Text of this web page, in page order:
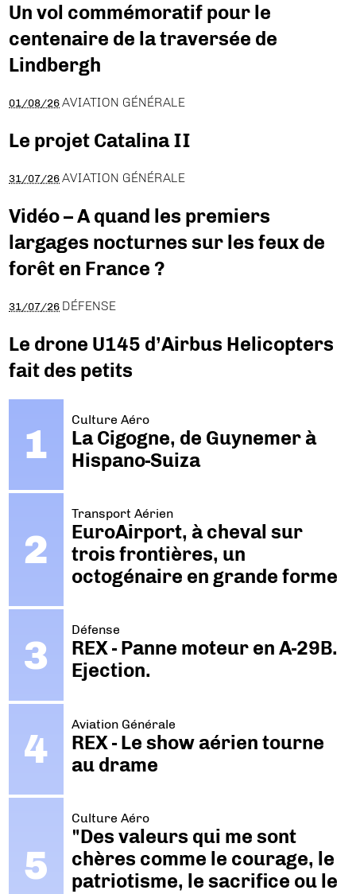
Un vol commémoratif pour le
centenaire de la traversée de
Lindbergh
01/08/26 AVIATION GÉNÉRALE
Le projet Catalina II
31/07/26 AVIATION GÉNÉRALE
Vidéo – A quand les premiers
largages nocturnes sur les feux de
forêt en France ?
31/07/26 DÉFENSE
Le drone U145 d’Airbus Helicopters
fait des petits
Culture Aéro
La Cigogne, de Guynemer à
Hispano-Suiza
Transport Aérien
EuroAirport, à cheval sur
trois frontières, un
octogénaire en grande forme
Défense
REX - Panne moteur en A-29B.
Ejection.
Aviation Générale
REX - Le show aérien tourne
au drame
Culture Aéro
"Des valeurs qui me sont
chères comme le courage, le
patriotisme, le sacrifice ou le